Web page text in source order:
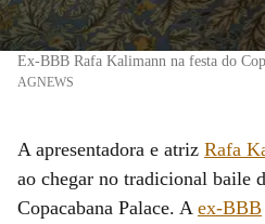
Ex-BBB Rafa Kalimann na festa do
AGNEWS
A apresentadora e atriz Rafa
ao chegar no tradicional baile
Copacabana Palace. A ex-BBB